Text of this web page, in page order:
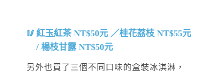
紅玉紅茶 NT$50元 ／桂花荔枝 NT$55元
/ 楊枝甘露 NT$50元
另外也買了三個不同口味的盒裝冰淇淋，